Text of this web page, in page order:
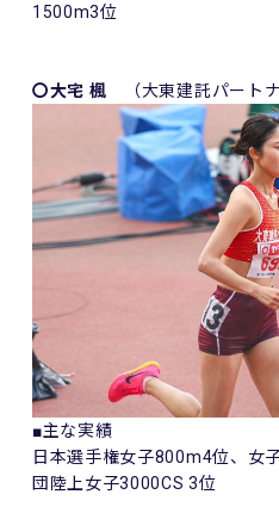
1500m3位
〇大宅 楓 （大東建託パート
■主な実績
日本選手権女子800m4位、女
団陸上女子3000CS 3位